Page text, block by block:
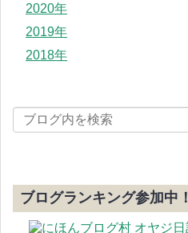
2020年
2019年
2018年
ブログランキング参加中！